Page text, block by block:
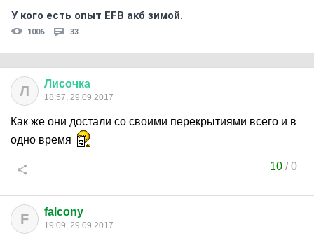
У кого есть опыт EFB акб зимой.
1006 33
Л Лисочка
18:57, 29.09.2017
Как же они достали со своими перекрытиями всего и в
одно время
10 /0
F falcony
19:09, 29.09.2017